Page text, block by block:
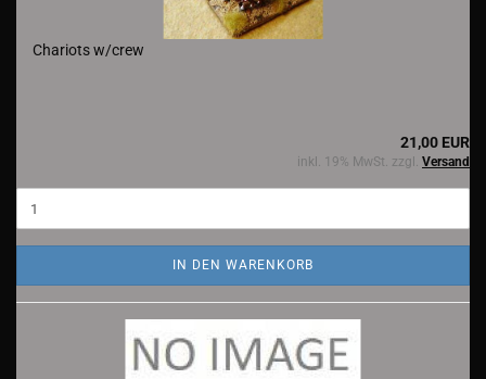
Chariots w/crew
21,00 EUR
inkl. 19% MwSt. zzgl. Versand
IN DEN WARENKORB